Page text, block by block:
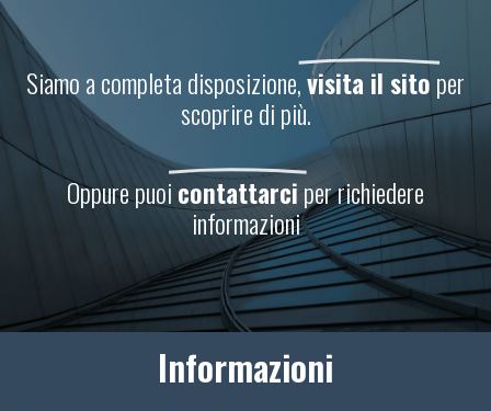
Siamo a completa disposizione,visita il sitoper
scoprire di più.
Oppure puoicontattarciper richiedere
informazioni
Informazioni